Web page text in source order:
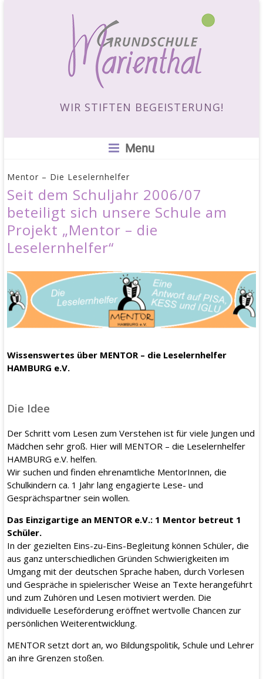
WIR STIFTEN BEGEISTERUNG!
Menu
Mentor – Die Leselernhelfer
Seit dem Schuljahr 2006/07
beteiligt sich unsere Schule am
Projekt „Mentor – die
Leselernhelfer“
Wissenswertes über MENTOR – die Leselernhelfer
HAMBURG e.V.
Die Idee
Der Schritt vom Lesen zum Verstehen ist für viele Jungen und
Mädchen sehr groß. Hier will MENTOR – die Leselernhelfer
HAMBURG e.V. helfen.
Wir suchen und finden ehrenamtliche MentorInnen, die
Schulkindern ca. 1 Jahr lang engagierte Lese- und
Gesprächspartner sein wollen.
Das Einzigartige an MENTOR e.V.: 1 Mentor betreut 1
Schüler.
In der gezielten Eins-zu-Eins-Begleitung können Schüler, die
aus ganz unterschiedlichen Gründen Schwierigkeiten im
Umgang mit der deutschen Sprache haben, durch Vorlesen
und Gespräche in spielerischer Weise an Texte herangeführt
und zum Zuhören und Lesen motiviert werden. Die
individuelle Leseförderung eröffnet wertvolle Chancen zur
persönlichen Weiterentwicklung.
MENTOR setzt dort an, wo Bildungspolitik, Schule und Lehrer
an ihre Grenzen stoßen.